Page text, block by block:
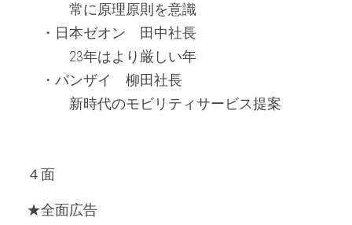
常に原理原則を意識
・日本ゼオン　田中社長
23年はより厳しい年
・バンザイ　柳田社長
新時代のモビリティサービス提案
４面
★全面広告